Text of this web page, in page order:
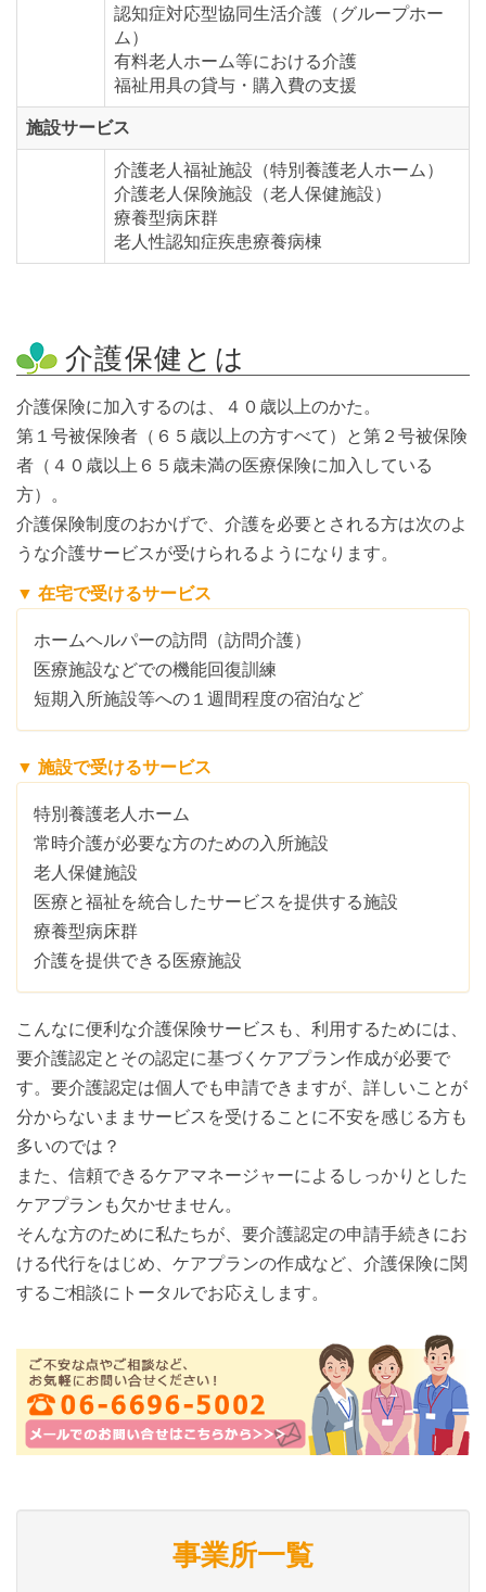
認知症対応型協同生活介護（グループホー
ム）
有料老人ホーム等における介護
福祉用具の貸与・購入費の支援
施設サービス
介護老人福祉施設（特別養護老人ホーム）
介護老人保険施設（老人保健施設）
療養型病床群
老人性認知症疾患療養病棟
介護保健とは
介護保険に加入するのは、４０歳以上のかた。
第１号被保険者（６５歳以上の方すべて）と第２号被保険
者（４０歳以上６５歳未満の医療保険に加入している
方）。
介護保険制度のおかげで、介護を必要とされる方は次のよ
うな介護サービスが受けられるようになります。
▼ 在宅で受けるサービス
ホームヘルパーの訪問（訪問介護）
医療施設などでの機能回復訓練
短期入所施設等への１週間程度の宿泊など
▼ 施設で受けるサービス
特別養護老人ホーム
常時介護が必要な方のための入所施設
老人保健施設
医療と福祉を統合したサービスを提供する施設
療養型病床群
介護を提供できる医療施設
こんなに便利な介護保険サービスも、利用するためには、
要介護認定とその認定に基づくケアプラン作成が必要で
す。要介護認定は個人でも申請できますが、詳しいことが
分からないままサービスを受けることに不安を感じる方も
多いのでは？
また、信頼できるケアマネージャーによるしっかりとした
ケアプランも欠かせません。
そんな方のために私たちが、要介護認定の申請手続きにお
ける代行をはじめ、ケアプランの作成など、介護保険に関
するご相談にトータルでお応えします。
事業所一覧